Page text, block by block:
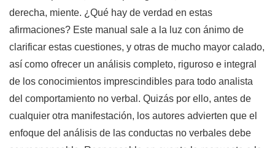
derecha, miente. ¿Qué hay de verdad en estas
afirmaciones? Este manual sale a la luz con ánimo de
clarificar estas cuestiones, y otras de mucho mayor calado,
así como ofrecer un análisis completo, riguroso e integral
de los conocimientos imprescindibles para todo analista
del comportamiento no verbal. Quizás por ello, antes de
cualquier otra manifestación, los autores advierten que el
enfoque del análisis de las conductas no verbales debe